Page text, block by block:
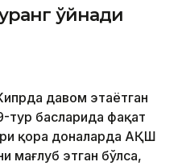
ўйнади
давом этаётган
баҳсларида фақат
қора доналарда АҚШ
мағлуб этган бўлса,